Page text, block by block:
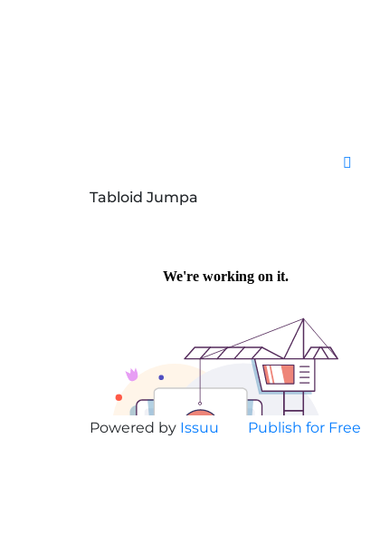
Tabloid Jumpa
Powered by Issuu Publish for Free